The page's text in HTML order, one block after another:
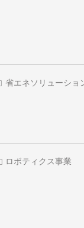
省エネソリューショ
ロボティクス事業